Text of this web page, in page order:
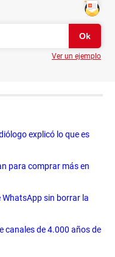
Ver un ejemplo
explicó lo que es
para comprar más en
sin borrar la
canales de 4.000 años de